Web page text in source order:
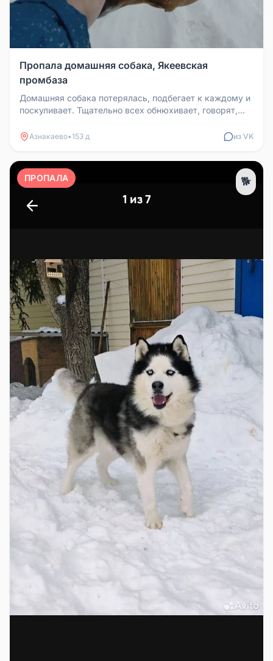
Пропала домашняя собака, Якеевская
промбаза
Домашняя собака потерялась, подбегает к каждому и
поскуливает. Тщательно всех обнюхивает, говорят,
Азнакаево•153 д из VK
ПРОПАЛА 🐕